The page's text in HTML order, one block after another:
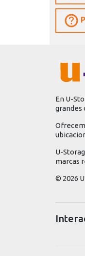
En U-
grandes
U-
marcas
© 2026